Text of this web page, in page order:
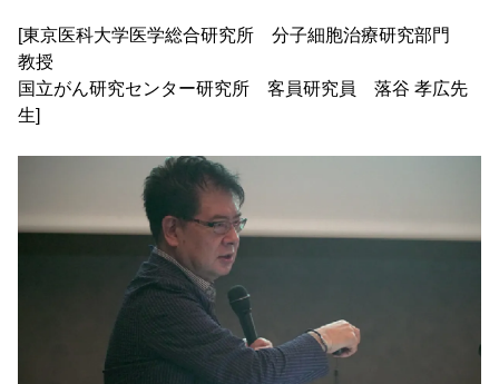
[東京医科大学医学総合研究所 分子細胞治療研究部門
教授
国立がん研究センター研究所 客員研究員 落谷 孝広先
生]